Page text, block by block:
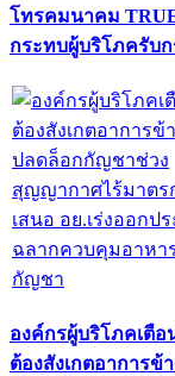
โทรคมนาคม
กระทบผู้บริโภครับ
องค์กรผู้บริโภคเตื
ต้องสังเกตอาการข้า